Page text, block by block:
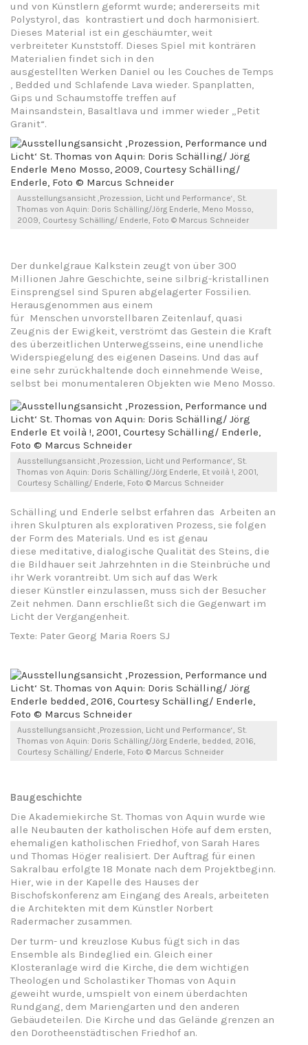
und von Künstlern geformt wurde; andererseits mit
Polystyrol, das kontrastiert und doch harmonisiert.
Dieses Material ist ein geschäumter, weit
verbreiteter Kunststoff. Dieses Spiel mit konträren
Materialien findet sich in den
ausgestellten Werken Daniel ou les Couches de Temps
, Bedded und Schlafende Lava wieder. Spanplatten,
Gips und Schaumstoffe treffen auf
Mainsandstein, Basaltlava und immer wieder „Petit
Granit“.
Ausstellungsansicht ‚Prozession, Licht und Performance‘, St.
Thomas von Aquin: Doris Schälling/Jörg Enderle, Meno Mosso,
2009, Courtesy Schälling/ Enderle, Foto © Marcus Schneider
Der dunkelgraue Kalkstein zeugt von über 300
Millionen Jahre Geschichte, seine silbrig-kristallinen
Einsprengsel sind Spuren abgelagerter Fossilien.
Herausgenommen aus einem
für Menschen unvorstellbaren Zeitenlauf, quasi
Zeugnis der Ewigkeit, verströmt das Gestein die Kraft
des überzeitlichen Unterwegsseins, eine unendliche
Widerspiegelung des eigenen Daseins. Und das auf
eine sehr zurückhaltende doch einnehmende Weise,
selbst bei monumentaleren Objekten wie Meno Mosso.
Ausstellungsansicht ‚Prozession, Licht und Performance‘, St.
Thomas von Aquin: Doris Schälling/Jörg Enderle, Et voilà !, 2001,
Courtesy Schälling/ Enderle, Foto © Marcus Schneider
Schälling und Enderle selbst erfahren das Arbeiten an
ihren Skulpturen als explorativen Prozess, sie folgen
der Form des Materials. Und es ist genau
diese meditative, dialogische Qualität des Steins, die
die Bildhauer seit Jahrzehnten in die Steinbrüche und
ihr Werk vorantreibt. Um sich auf das Werk
dieser Künstler einzulassen, muss sich der Besucher
Zeit nehmen. Dann erschließt sich die Gegenwart im
Licht der Vergangenheit.
Texte: Pater Georg Maria Roers SJ
Ausstellungsansicht ‚Prozession, Licht und Performance‘, St.
Thomas von Aquin: Doris Schälling/Jörg Enderle, bedded, 2016,
Courtesy Schälling/ Enderle, Foto © Marcus Schneider
Baugeschichte
Die Akademiekirche St. Thomas von Aquin wurde wie
alle Neubauten der katholischen Höfe auf dem ersten,
ehemaligen katholischen Friedhof, von Sarah Hares
und Thomas Höger realisiert. Der Auftrag für einen
Sakralbau erfolgte 18 Monate nach dem Projektbeginn.
Hier, wie in der Kapelle des Hauses der
Bischofskonferenz am Eingang des Areals, arbeiteten
die Architekten mit dem Künstler Norbert
Radermacher zusammen.
Der turm- und kreuzlose Kubus fügt sich in das
Ensemble als Bindeglied ein. Gleich einer
Klosteranlage wird die Kirche, die dem wichtigen
Theologen und Scholastiker Thomas von Aquin
geweiht wurde, umspielt von einem überdachten
Rundgang, dem Mariengarten und den anderen
Gebäudeteilen. Die Kirche und das Gelände grenzen an
den Dorotheenstädtischen Friedhof an.